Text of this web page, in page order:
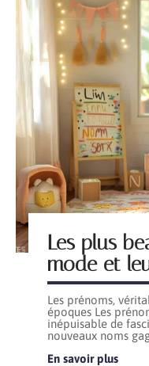
Les plus
mode et
Les prénoms,
époques Les
inépuisable de
nouveaux noms
En savoir plus